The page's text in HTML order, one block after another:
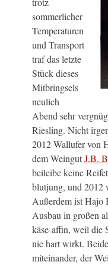
sommerlicher
Temperaturen
und Transport
traf das letzte
Stück dieses
Mitbringsels
neulich
Abend sehr
Riesling. Nicht
2012 Wallufer von
dem WeingutJ.B.
beileibe keine
blutjung, und 2012
Außerdem ist Hajo
Ausbau in großen
käse-affin, weil die
nie hart wirkt.
miteinander, der